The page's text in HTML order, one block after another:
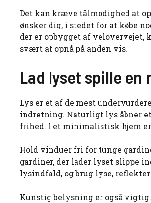
Det kan kræve tålmodighed at
ønsker dig, i stedet for at købe
der er opbygget af velovervejet,
svært at opnå på anden vis.
Lad lyset spille en
Lys er et af de mest
indretning. Naturligt lys åbner
frihed. I et minimalistisk hjem
Hold vinduer fri for tunge
gardiner, der lader lyset slippe
lysindfald, og brug lyse,
Kunstig belysning er også